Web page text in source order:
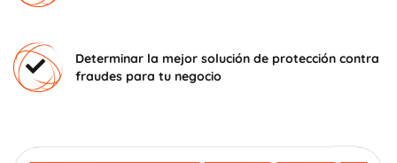
Determinar la mejor solución de protección contra
fraudes para tu negocio